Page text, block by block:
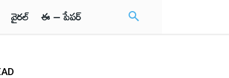
వైరల్ ఈ – పేపర్